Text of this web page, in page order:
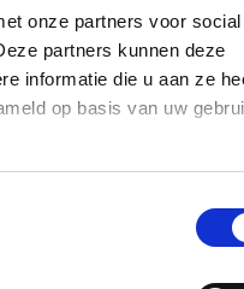
onze partners voor social
partners kunnen deze
informatie die u aan ze
op basis van uw